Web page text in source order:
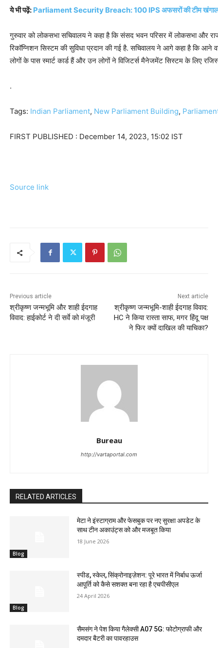
ये भी पढ़ें: Parliament Security Breach: 100 IPS अफसरों की टीम खंगाल रही
गुरुवार को लोकसभा सचिवालय ने कहा है कि संसद भवन परिसर में लोकसभा और
रिकॉग्निशन सिस्टम की सुविधा प्रदान की गई है. सचिवालय ने आगे कहा है कि आने
लोगों के पास स्मार्ट कार्ड हैं और उन लोगों ने विजिटर्स मैनेजमेंट सिस्टम के लिए
.
Tags: Indian Parliament, New Parliament Building,
FIRST PUBLISHED : December 14, 2023, 15:02 IST
Source link
Previous article
श्रीकृष्‍ण जन्‍मभूमि और शाही ईदगाह
विवाद: हाईकोर्ट ने दी सर्वे को मंजूरी
Next article
श्रीकृष्ण जन्मभूमि-शाही ईदगाह विवाद:
HC ने किया रास्ता साफ, मगर हिंदू पक्ष
ने फिर क्यों दाखिल की याचिका?
Bureau
http://vartaportal.com
RELATED ARTICLES
Blog
मेटा ने इंस्टाग्राम और फेसबुक पर नए सुरक्षा अपडेट के
साथ टीन अकाउंट्स को और मजबूत किया
18 June 2026
Blog
स्पीड, स्केल, सिंक्रोनाइज़ेशन: पूरे भारत में निर्बाध ऊर्जा
आपूर्ति को कैसे सशक्त बना रहा है एचपीसीएल
24 April 2026
सैमसंग ने पेश किया गैलेक्सी A07 5G: फोटोग्राफी और
दमदार बैटरी का पावरहाउस